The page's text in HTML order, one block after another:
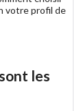
votre profil de
les